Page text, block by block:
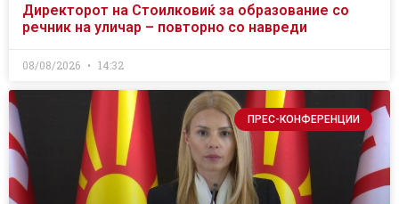
Директорот на Стоилковиќ за образование со
речник на уличар – повторно со навреди
08/08/2026 14:32
ПРЕС-КОНФЕРЕНЦИИ